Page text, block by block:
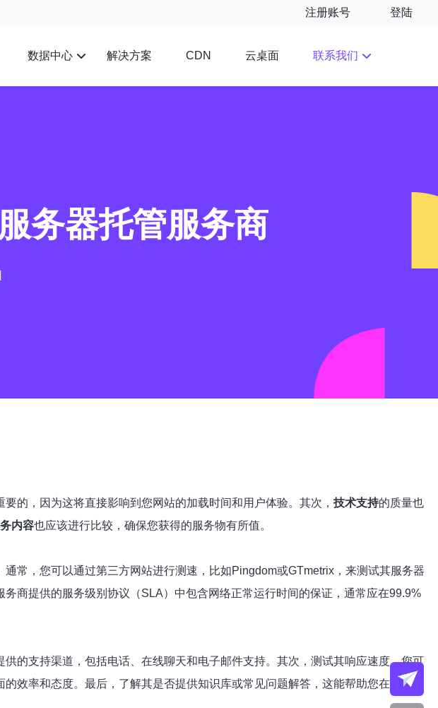
注册账号 登陆
数据中心 解决方案 CDN 云桌面 联系我们
务器托管服务商
要的，因为这将直接影响到您网站的加载时间和用户体验。其次， 技术支持的质量也
内容也应该进行比较，确保您获得的服务物有所值。
常，您可以通过第三方网站进行测速，比如Pingdom或GTmetrix，来测试其服务器
商提供的服务级别协议（SLA）中包含网络正常运行时间的保证，通常应在99.9%
的支持渠道，包括电话、在线聊天和电子邮件支持。其次，测试其响应速度，您可
效率和态度。最后，了解其是否提供知识库或常见问题解答，这能帮助您在遇到问